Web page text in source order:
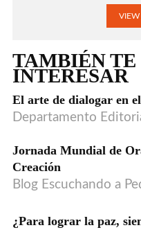
VIEW
TAMBIÉN TE
INTERESAR
El arte de dialogar en
Departamento
Jornada Mundial de
Creación
Blog Escuchando a
VIDEO
¿Para lograr la paz,